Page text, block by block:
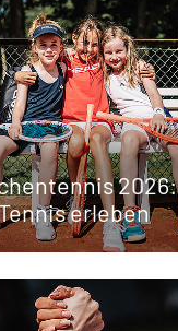
2026:
erleben